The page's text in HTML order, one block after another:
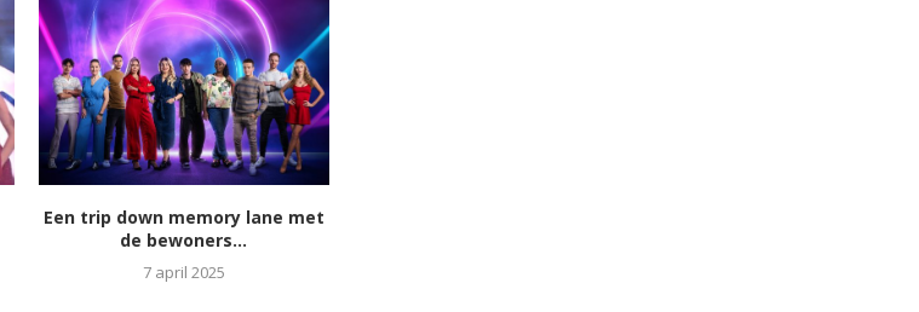
Een trip down memory lane met
de bewoners...
7 april 2025